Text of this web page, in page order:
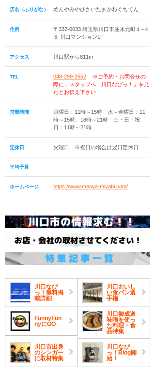
店名（ふりがな） めんやみやびさいたまかわぐちてん
住所
〒332-0033 埼玉県川口市並木元町１−４
８ 川口マンション1F
アクセス 川口駅から811m
TEL 048-299-2552
※ご予約・お問合せの
際に、スタッフへ「川口なびっ！」を見
たとお伝え下さい
営業時間
月曜日：11時～15時 水～金曜日：11
時～15時、18時～21時 土・日・祝
日：11時～21時
定休日 火曜日 ※祝日の場合は翌日定休日
平均予算
ホームページ https://www.menya-miyabi.com/
川口なび
っ！無料掲
載詳細
川口おいし
い食パン選
手権
FunnyFun
nyにGO
川口御成道
味噌を使っ
た料理・食
品特集
川口市出身
のシンガー
に取材特集
川口なび
っ！Blog開
始！